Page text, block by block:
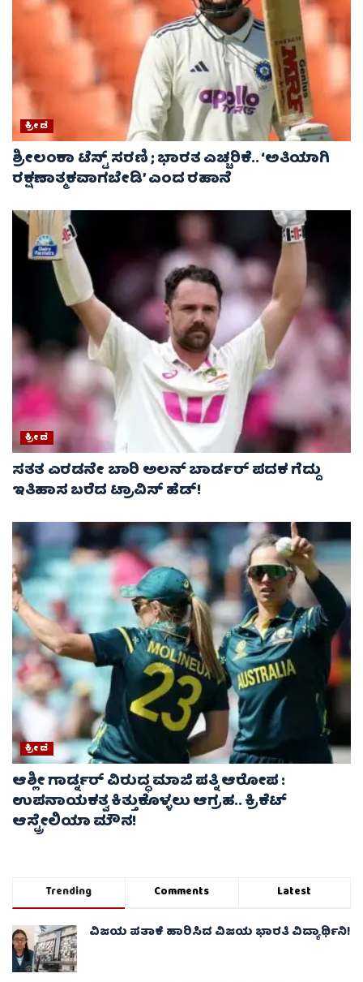
ಕ್ರೀಡೆ
ಶ್ರೀಲಂಕಾ ಟೆಸ್ಟ್ ಸರಣಿ ; ಭಾರತ ಎಚ್ಚರಿಕೆ.. ‘ಅತಿಯಾಗಿ
ರಕ್ಷಣಾತ್ಮಕವಾಗಬೇಡಿ’ ಎಂದ ರಹಾನೆ
ಕ್ರೀಡೆ
ಸತತ ಎರಡನೇ ಬಾರಿ ಅಲನ್ ಬಾರ್ಡರ್ ಪದಕ ಗೆದ್ದು
ಇತಿಹಾಸ ಬರೆದ ಟ್ರಾವಿಸ್ ಹೆಡ್!
ಕ್ರೀಡೆ
ಆಶ್ಲೀ ಗಾರ್ಡ್ನರ್ ವಿರುದ್ಧ ಮಾಜಿ ಪತ್ನಿ ಆರೋಪ :
ಉಪನಾಯಕತ್ವ ಕಿತ್ತುಕೊಳ್ಳಲು ಆಗ್ರಹ.. ಕ್ರಿಕೆಟ್
ಆಸ್ಟ್ರೇಲಿಯಾ ಮೌನ!
Trending Comments Latest
ವಿಜಯ ಪತಾಕೆ ಹಾರಿಸಿದ ವಿಜಯ ಭಾರತಿ ವಿದ್ಯಾರ್ಥಿನಿ!